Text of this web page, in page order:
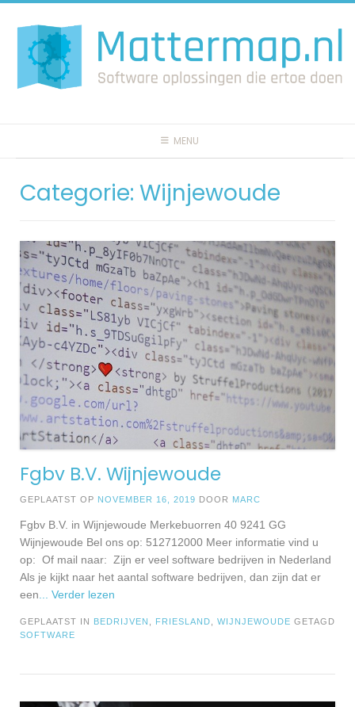
naar
inhoud
MENU
Categorie: Wijnjewoude
Fgbv B.V. Wijnjewoude
GEPLAATST OP NOVEMBER 16, 2019 DOOR MARC
Fgbv B.V. in Wijnjewoude Merkebuorren 40 9241 GG
Wijnjewoude Bel ons op: 512712000 Meer informatie vind u
op: Of mail naar: Zijn er veel software bedrijven in Nederland
Als je kijkt naar het aantal software bedrijven, dan zijn dat er
een ... Verder lezen
GEPLAATST IN BEDRIJVEN FRIESLAND WIJNJEWOUDE GETAGD
SOFTWARE